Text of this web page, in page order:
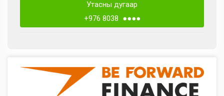
Утасны дугаар
+976 8038 ●●●●